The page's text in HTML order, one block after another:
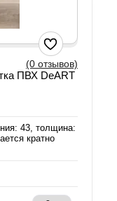
(0 отзывов)
ПВХ DeART
43, толщина:
кратно